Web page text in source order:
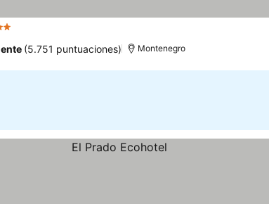
(5.751 puntuaciones) Montenegro